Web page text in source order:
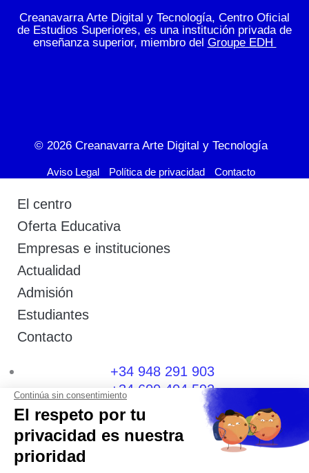
Creanavarra Arte Digital y Tecnología, Centro Oficial
de Estudios Superiores, es una institución privada de
enseñanza superior, miembro del Groupe EDH
© 2026 Creanavarra Arte Digital y Tecnología
Aviso Legal Política de privacidad Contacto
El centro
Oferta Educativa
Empresas e instituciones
Actualidad
Admisión
Estudiantes
Contacto
+34 948 291 903
+34 600 404 592
I
n
s
F
a
c
T
w
L
i
i
Y
o
u